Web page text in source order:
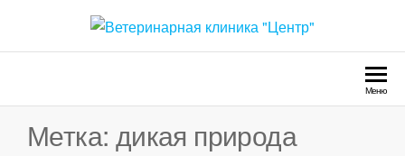
содержимомуВетеринарная клиника
Круглосуточно
Меню
Метка: дикая природа